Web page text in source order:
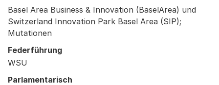
Basel Area Business & Innovation (BaselArea) und
Switzerland Innovation Park Basel Area (SIP);
Mutationen
Federführung
WSU
Parlamentarisch